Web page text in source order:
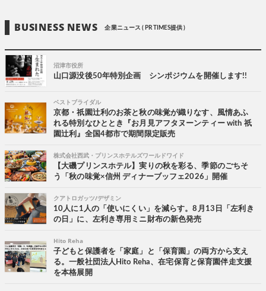
BUSINESS NEWS 企業ニュース ( PR TIMES提供 )
沼津市役所
山口源没後50年特別企画 シンポジウムを開催します!!
ベストブライダル
京都・祇園辻利のお茶と秋の味覚が織りなす、風情あふ
れる特別なひととき『お月見アフタヌーンティー with 祇
園辻利』全国4都市で期間限定販売
株式会社西武・プリンスホテルズワールドワイド
【大磯プリンスホテル】実りの秋を彩る、季節のごちそ
う「秋の味覚×信州 ディナーブッフェ2026」開催
クアトロガッツ/デザミン
10人に1人の「使いにくい」を減らす。8月13日「左利き
の日」に、左利き専用ミニ財布の新色発売
Hito Reha
子どもと保護者を「家庭」と「保育園」の両方から支え
る。一般社団法人Hito Reha、在宅保育と保育園伴走支援
を本格展開